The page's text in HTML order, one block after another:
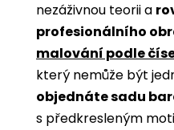
nezáživnou teorii a
profesionálního
malování podle
který nemůže být
objednáte sadu
s předkresleným